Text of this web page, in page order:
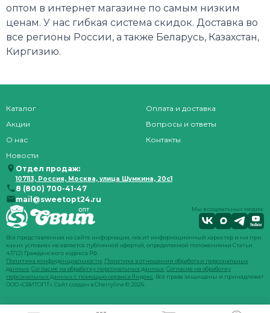
оптом в интернет магазине по самым низким
ценам. У нас гибкая система скидок. Доставка во
все регионы России, а также Беларусь, Казахстан,
Киргизию.
Каталог
Акции
О нас
Новости
Оплата и доставка
Вопросы и ответы
Контакты
Отдел продаж:
107113, Россия, Москва, улица Шумкина, 20с1
8 (800) 700-41-47
mail@sweetopt24.ru
Мы в социальных медиа:
Вся представленная на сайте информация, носит информационный характер и ни при
каких условиях не является публичной офертой, определяемой положениями Статьи
437(2) Гражданского кодекса РФ.
Политика конфиденциальности; Политика в отношении обработки персональных
данных; Согласие на обработку персональных данных; Согласие на обработку
персональных данных с помощью сервиса Яндекс . Все права защищены и принадлежат
ООО «СВИТОПТ». Сайт создан вCherryline© 2026.